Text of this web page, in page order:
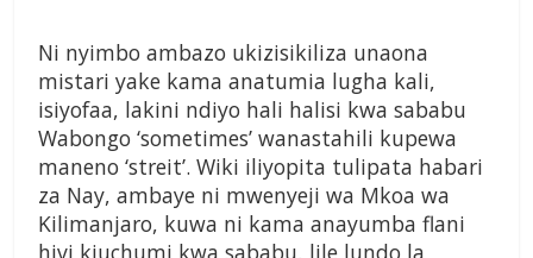
Ni nyimbo ambazo ukizisikiliza unaona
mistari yake kama anatumia lugha kali,
isiyofaa, lakini ndiyo hali halisi kwa sababu
Wabongo ‘sometimes’ wanastahili kupewa
maneno ‘streit’. Wiki iliyopita tulipata habari
za Nay, ambaye ni mwenyeji wa Mkoa wa
Kilimanjaro, kuwa ni kama anayumba flani
hivi kiuchumi kwa sababu, lile lundo la